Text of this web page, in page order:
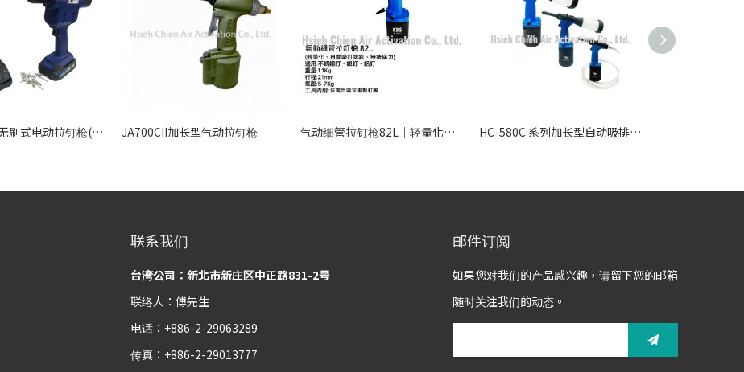
HC-EN410无刷式电动拉钉枪(3.2~4.8) JA700CII加长型气动拉钉枪 气动细管拉钉枪82L｜轻量化吸钉式气动铆钉枪 HC-580C 系列加长型自动吸排拉钉枪 - 轻量客制化工业级深孔铆接方案
联系我们
台湾公司：新北市新庄区中正路831-2号
联络人：傅先生
电话：+886-2-29063289
传真：+886-2-29013777
邮件订阅
如果您对我们的产品感兴趣，请留下您的邮箱
随时关注我们的动态。